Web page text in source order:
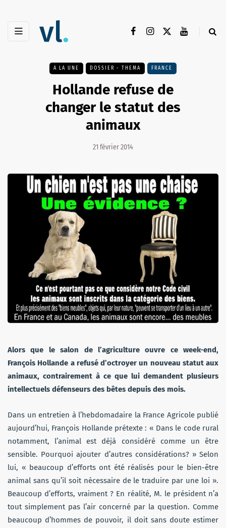
A LA UNE DOSSIER - THEMA FRANCE
Hollande refuse de
changer le statut des
animaux
21 février 2014
Alors que le salon de l’agriculture ouvre ce week-end,
François Hollande a refusé d’octroyer un nouveau statut aux
animaux, contrairement à ce que lui demandent plusieurs
intellectuels défenseurs des bêtes depuis des mois.
Dans un entretien à l’hebdomadaire la France Agricole publié
aujourd’hui, François Hollande prétexte : « Dans le code rural
notamment, l’animal est déjà considéré comme un être
sensible. Pourquoi ajouter d’autres considérations? » Selon
lui, « beaucoup d’efforts ont été réalisés pour le bien-être
animal sans qu’il soit nécessaire de le traduire par une loi ».
Beaucoup d’efforts, vraiment ? En réalité, M. le président n’a
tout simplement pas l’air concerné par la question. Comme
beaucoup d’hommes de pouvoir, il doit sans doute estimer